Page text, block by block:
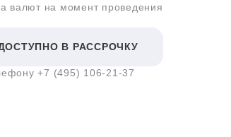
валют на момент проведения
В РАССРОЧКУ
+7 (495) 106-21-37